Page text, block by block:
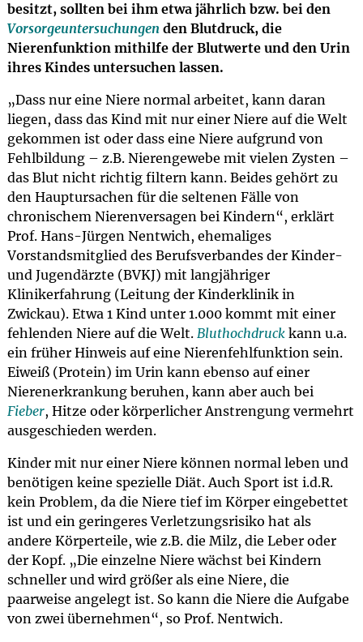
besitzt, sollten bei ihm etwa jährlich bzw. bei den
Vorsorgeuntersuchungenden Blutdruck, die
Nierenfunktion mithilfe der Blutwerte und den Urin
ihres Kindes untersuchen lassen.
„Dass nur eine Niere normal arbeitet, kann daran
liegen, dass das Kind mit nur einer Niere auf die Welt
gekommen ist oder dass eine Niere aufgrund von
Fehlbildung – z.B. Nierengewebe mit vielen Zysten –
das Blut nicht richtig filtern kann. Beides gehört zu
den Hauptursachen für die seltenen Fälle von
chronischem Nierenversagen bei Kindern“, erklärt
Prof. Hans-Jürgen Nentwich, ehemaliges
Vorstandsmitglied des Berufsverbandes der Kinder-
und Jugendärzte (BVKJ) mit langjähriger
Klinikerfahrung (Leitung der Kinderklinik in
Zwickau). Etwa 1 Kind unter 1.000 kommt mit einer
fehlenden Niere auf die Welt. Bluthochdruckkann u.a.
ein früher Hinweis auf eine Nierenfehlfunktion sein.
Eiweiß (Protein) im Urin kann ebenso auf einer
Nierenerkrankung beruhen, kann aber auch bei
Fieber, Hitze oder körperlicher Anstrengung vermehrt
ausgeschieden werden.
Kinder mit nur einer Niere können normal leben und
benötigen keine spezielle Diät. Auch Sport ist i.d.R.
kein Problem, da die Niere tief im Körper eingebettet
ist und ein geringeres Verletzungsrisiko hat als
andere Körperteile, wie z.B. die Milz, die Leber oder
der Kopf. „Die einzelne Niere wächst bei Kindern
schneller und wird größer als eine Niere, die
paarweise angelegt ist. So kann die Niere die Aufgabe
von zwei übernehmen“, so Prof. Nentwich.